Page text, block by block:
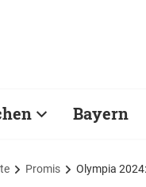
Bayern
Promis Olympia